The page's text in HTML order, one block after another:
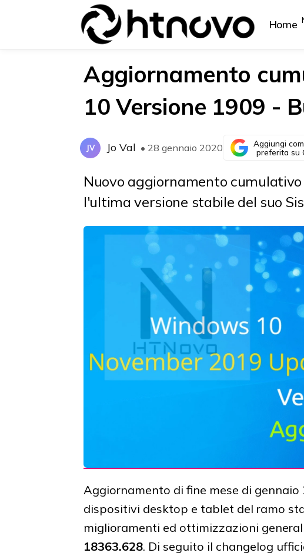
Home
{{POSTS[0].LABEL}}
{{POSTS[0].LABEL}}
Aggiornamento
10 Versione 1909 -
JV Jo Val • 28 gennaio 2020
Aggiungi
preferita su
Nuovo aggiornamento
l'ultima versione stabile del suo
Aggiornamento di fine mese di gennaio
dispositivi desktop e tablet del ramo
miglioramenti ed ottimizzazioni
18363.628. Di seguito il changelog